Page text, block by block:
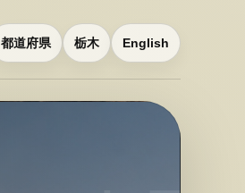
都道府県 栃木 English